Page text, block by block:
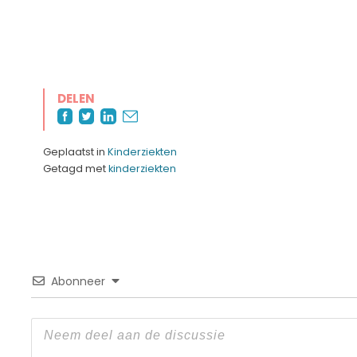
DELEN
Geplaatst in Kinderziekten
Getagd metkinderziekten
Abonneer